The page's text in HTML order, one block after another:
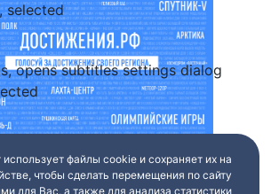
, selected
, opens subtitles settings dialog
Fullscreen
Share
файлы cookie и сохраняет их на
чтобы сделать перемещения по сайту
для Вас, а также для анализа статистики